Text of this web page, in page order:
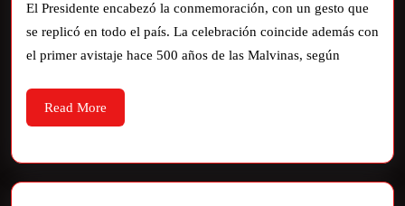
El Presidente encabezó la conmemoración, con un gesto que
se replicó en todo el país. La celebración coincide además con
el primer avistaje hace 500 años de las Malvinas, según
Read More